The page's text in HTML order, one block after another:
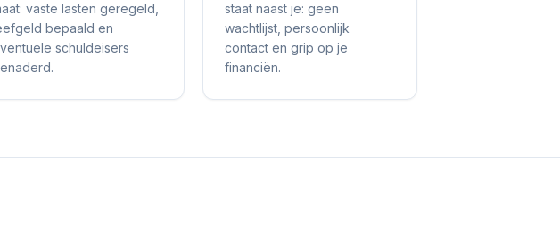
vaste lasten geregeld,
bepaald en
schuldeisers
staat naast je: geen
wachtlijst, persoonlijk
contact en grip op je
financiën.